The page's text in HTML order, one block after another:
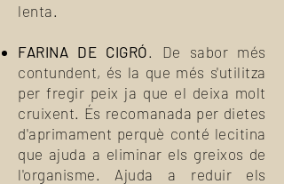
lenta.
FARINA DE CIGRÓ. De sabor més
contundent, és la que més s'utilitza
per fregir peix ja que el deixa molt
cruixent. És recomanada per dietes
d'aprimament perquè conté lecitina
que ajuda a eliminar els greixos de
l'organisme. Ajuda a reduir els